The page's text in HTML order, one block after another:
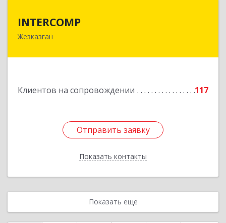
INTERCOMP
Жезказган
Клиентов на сопровождении 117
Отправить заявку
Показать контакты
100600, Республика Казахстан, Карагандинская
Отправить заявку
Назад
Показать еще